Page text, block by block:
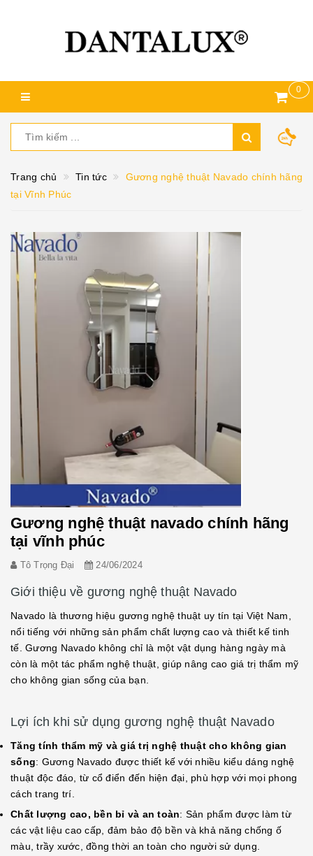
0
Trang chủ Tin tức
Gương nghệ thuật Navado chính hãng
tại Vĩnh Phúc
Gương nghệ thuật navado chính hãng
tại vĩnh phúc
Tô Trọng Đại 24/06/2024
Giới thiệu về gương nghệ thuật Navado
Navado là thương hiệu gương nghệ thuật uy tín tại Việt Nam,
nổi tiếng với những sản phẩm chất lượng cao và thiết kế tinh
tế. Gương Navado không chỉ là một vật dụng hàng ngày mà
còn là một tác phẩm nghệ thuật, giúp nâng cao giá trị thẩm mỹ
cho không gian sống của bạn.
Lợi ích khi sử dụng gương nghệ thuật Navado
Tăng tính thẩm mỹ và giá trị nghệ thuật cho không gian
sống: Gương Navado được thiết kế với nhiều kiểu dáng nghệ
thuật độc đáo, từ cổ điển đến hiện đại, phù hợp với mọi phong
cách trang trí.
Chất lượng cao, bền bỉ và an toàn: Sản phẩm được làm từ
các vật liệu cao cấp, đảm bảo độ bền và khả năng chống ố
màu, trầy xước, đồng thời an toàn cho người sử dụng.